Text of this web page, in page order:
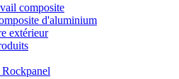
composite
d'aluminium
extérieur